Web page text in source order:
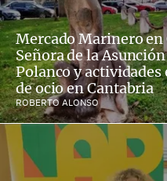
Mercado Marinero
Señora de la
Polanco y actividades
de ocio en Cantabria
ROBERTO ALONSO